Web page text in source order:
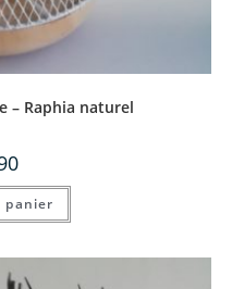
– Raphia naturel
panier